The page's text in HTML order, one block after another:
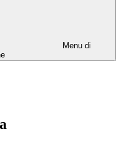
Menu di